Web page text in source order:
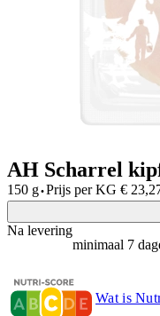
AH Scharrel
150 g·Prijs per KG €
Na levering
minimaal 7
Wat is